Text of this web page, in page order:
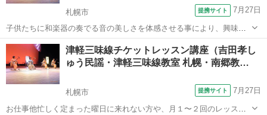
札幌市 提携サイト 7月27日
子供たちに和楽器の奏でる音の美しさを体感させる事により、興味・
関心以前に音楽を求める潜在的なエネルギーを目覚めさせ、生き生き
と我を忘れて没頭できる魅力的な世界をつくり出す事ができるコース
です。 津軽三味線・民謡三味線・和太...
北海道 札幌市 三味線
津軽三味線チケットレッスン講座（吉田孝し
ゅう民謡・津軽三味線教室 札幌・南郷教…
札幌市 提携サイト 7月27日
お仕事他忙しく定まった曜日に来れない方や、月１〜２回のレッスン